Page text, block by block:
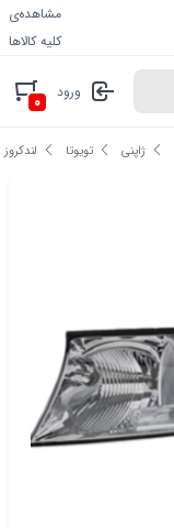
مشاهده‌ی
کلیه کالاها
ورود ۰
ژاپنی تویوتا لندکروز